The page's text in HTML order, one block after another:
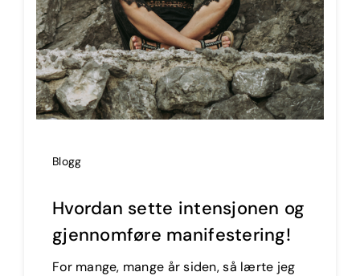
Blogg
Hvordan sette intensjonen og
gjennomføre manifestering!
For mange, mange år siden, så lærte jeg